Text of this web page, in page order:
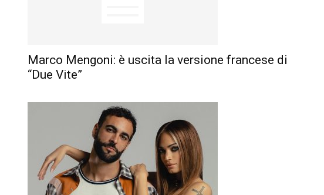
Marco Mengoni: è uscita la versione francese di
“Due Vite”